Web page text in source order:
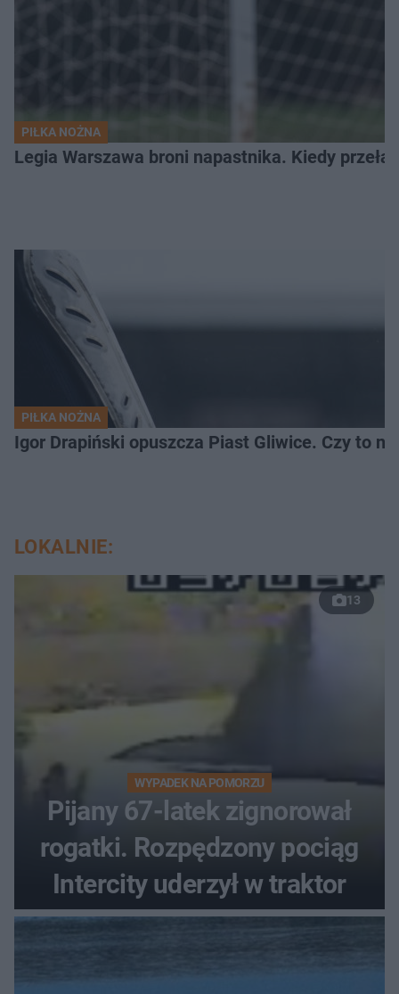
PIŁKA NOŻNA
Legia Warszawa broni napastnika. Kiedy
PIŁKA NOŻNA
Igor Drapiński opuszcza Piast Gliwice. Czy to
LOKALNIE:
13
WYPADEK NA POMORZU
Pijany 67-latek zignorował
rogatki. Rozpędzony pociąg
Intercity uderzył w traktor